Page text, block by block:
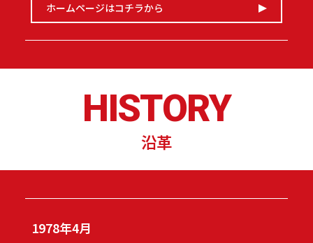
ホームページはコチラから
HISTORY
沿革
1978年4月